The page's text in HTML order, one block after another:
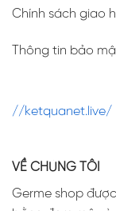
Chính sách giao
Thông tin bảo
//ketquanet.live/
VỀ CHÚNG TÔI
Germe shop